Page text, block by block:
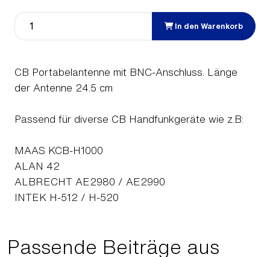
In den Warenkorb
CB Portabelantenne mit BNC-Anschluss. Länge
der Antenne 24.5 cm
Passend für diverse CB Handfunkgeräte wie z.B:
MAAS KCB-H1000
ALAN 42
ALBRECHT AE2980 / AE2990
INTEK H-512 / H-520
Passende Beiträge aus